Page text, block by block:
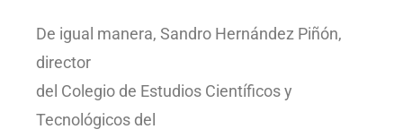
De igual manera, Sandro Hernández Piñón,
director
del Colegio de Estudios Científicos y
Tecnológicos del